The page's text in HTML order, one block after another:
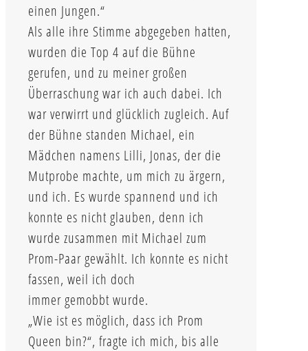
einen Jungen.“
Als alle ihre Stimme abgegeben hatten,
wurden die Top 4 auf die Bühne
gerufen, und zu meiner großen
Überraschung war ich auch dabei. Ich
war verwirrt und glücklich zugleich. Auf
der Bühne standen Michael, ein
Mädchen namens Lilli, Jonas, der die
Mutprobe machte, um mich zu ärgern,
und ich. Es wurde spannend und ich
konnte es nicht glauben, denn ich
wurde zusammen mit Michael zum
Prom-Paar gewählt. Ich konnte es nicht
fassen, weil ich doch
immer gemobbt wurde.
„Wie ist es möglich, dass ich Prom
Queen bin?“, fragte ich mich, bis alle